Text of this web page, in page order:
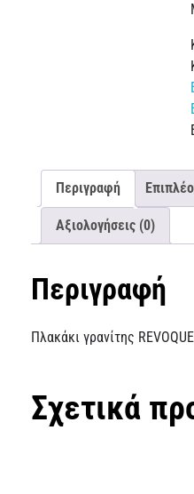
Περιγραφή
Αξιολογήσεις (0)
Περιγραφή
Πλακάκι γρανίτης
Σχετικά